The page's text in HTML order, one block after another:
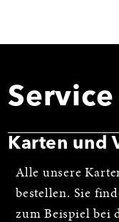
Karten und
Alle unsere
bestellen. Sie
zum Beispiel bei